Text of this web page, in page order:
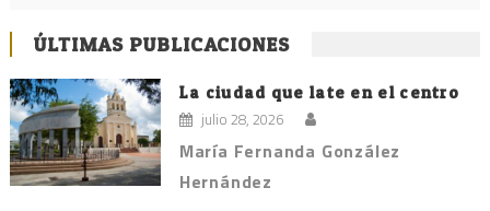
ÚLTIMAS PUBLICACIONES
La ciudad que late en el centro
julio 28, 2026
María Fernanda González
Hernández